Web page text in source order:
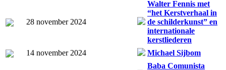
28 november 2024
Walter Fennis met
“het Kerstverhaal in
de schilderkunst” en
internationale
kerstliederen
14 november 2024
Michael Sijbom
Baba Comunista